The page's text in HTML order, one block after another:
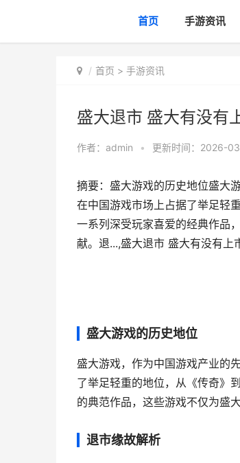
首页 手游资讯
首页 > 手游资讯
盛大退市 盛大有没有
作者： admin • 更新时间：2026-
摘要：盛大游戏的历史地位盛大
在中国游戏市场上占据了举足轻
一系列深受玩家喜爱的经典作品
献。退...,盛大退市 盛大有没有上
盛大游戏的历史地位
盛大游戏，作为中国游戏产业的
了举足轻重的地位，从《传奇》
的典范作品，这些游戏不仅为盛
退市缘故解析